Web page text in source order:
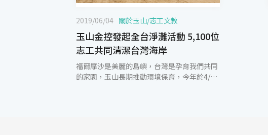
2019/06/04 關於玉山/志工文教
玉山金控發起全台淨灘活動 5,100位
志工共同清潔台灣海岸
福爾摩沙是美麗的島嶼，台灣是孕育我們共同
的家園，玉山長期推動環境保育，今年於4/22